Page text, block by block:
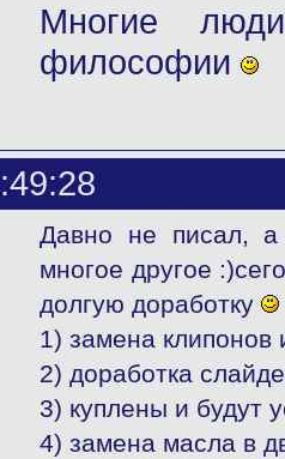
Многие
философии
Давно не писал, а
многое другое
долгую доработку
1) замена клипонов
2) доработка
3) куплены и будут
4) замена масла в